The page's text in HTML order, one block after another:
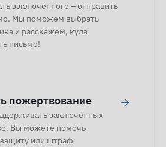
заключенного – отправить
Мы поможем выбрать
и расскажем, куда
письмо!
пожертвование
заключённых
Вы можете помочь
или штраф
→